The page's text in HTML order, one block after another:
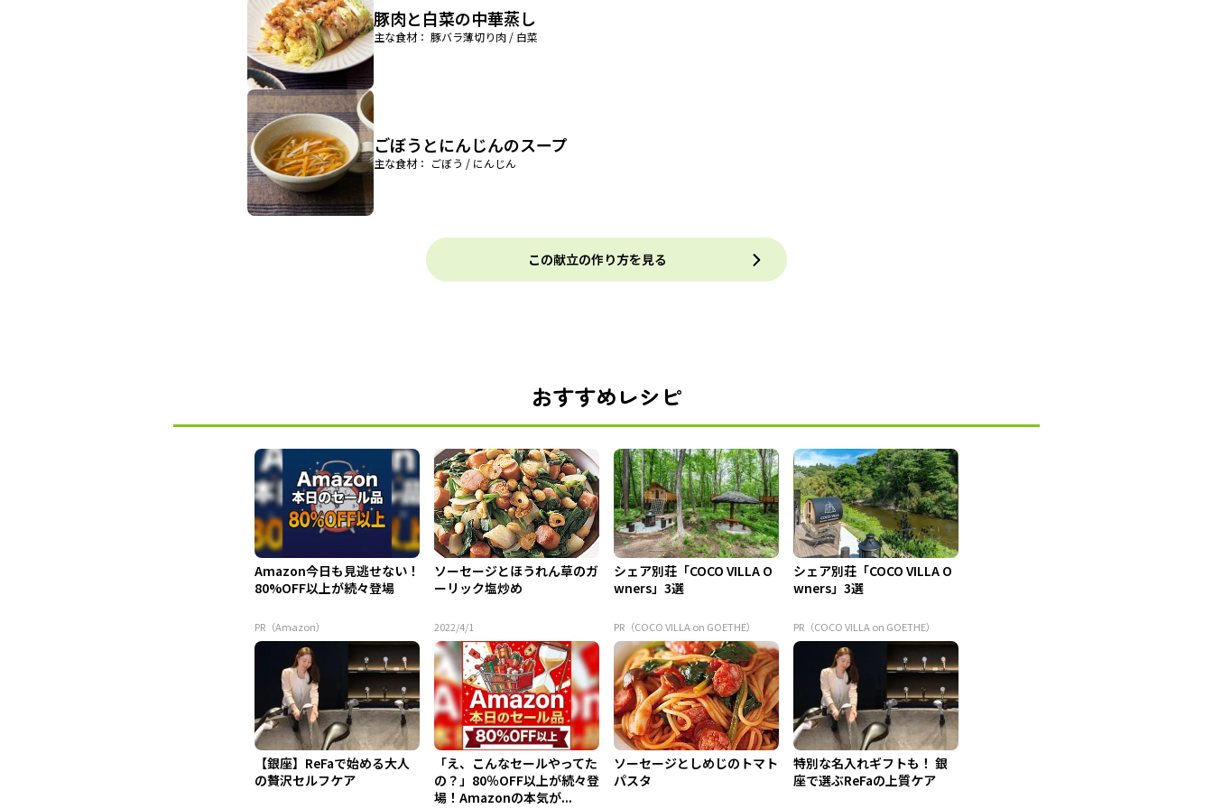
豚肉と白菜の中華蒸し
主な食材： 豚バラ薄切り肉 / 白菜
ごぼうとにんじんのスープ
主な食材： ごぼう / にんじん
この献立の作り方を見る
おすすめレシピ
Amazon今日も見逃せない！
80%OFF以上が続々登場
PR（Amazon）
ソーセージとほうれん草のガ
ーリック塩炒め
2022/4/1
シェア別荘「COCO VILLA O
wners」3選
PR（COCO VILLA on GOETHE）
シェア別荘「COCO VILLA O
wners」3選
PR（COCO VILLA on GOETHE）
【銀座】ReFaで始める大人
の贅沢セルフケア
「え、こんなセールやってた
の？」80％OFF以上が続々登
場！Amazonの本気が...
ソーセージとしめじのトマト
パスタ
特別な名入れギフトも！ 銀
座で選ぶReFaの上質ケア